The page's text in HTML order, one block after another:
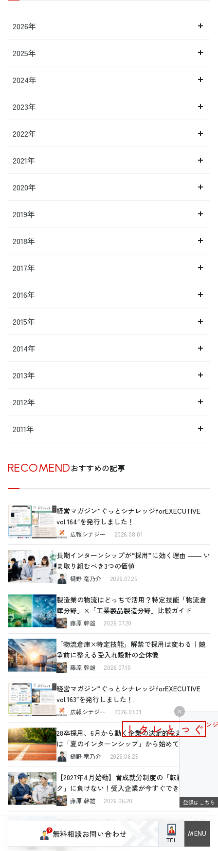
2026年
2025年
2024年
2023年
2022年
2021年
2020年
2019年
2018年
2017年
2016年
2015年
2014年
2013年
2012年
2011年
RECOMENDおすすめの記事
経営マガジン”ぐっとシナレッジforEXECUTIVE
vol.164″を発行しました！
広報シナジー 2026.08.01
長期インターンシップが“採用”に効く理由 ―― い
ま取り組むべき3つの価値
樋野 竜乃介 2026.07.25
製造業の物流はどっちで活用？特定技能「物流倉
庫分野」×「工業製品製造分野」比較ガイド
藤原 幹雄 2026.07.20
「物流倉庫×特定技能」解禁で採用は変わる｜競
争前に整える受入れ設計の全体像
藤原 幹雄 2026.07.10
経営マガジン”ぐっとシナレッジforEXECUTIVE
vol.163″を発行しました！
広報シナジー 2026.07.01
28卒採用、6月から動く企業の決定的な差ーーまず
は「夏のインターンシップ」から始めてみません
か
樋野 竜乃介 2026.06.25
【2027年4月始動】育成就労制度の「転籍リス
ク」に負けない！受入企業が今すぐできるリアル
な対策藤原 幹雄 2026.06.20
育成就労移行の死角「頼みの監理団体が許可を落
とす？」今すぐ別組織の内部事情に切り込むべき
理由と、確認すべき4つの重要ポイント
藤原 幹雄 2026.06.10
メールマガジン
ぐっとレター
登録はこちら
TEL
無料相談お問い合わせ